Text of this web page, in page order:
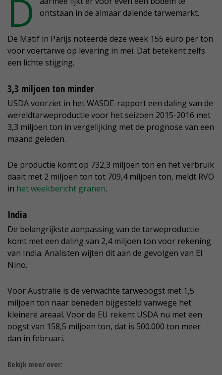
D
ontstaan in de almaar dalende tarwemarkt.
De Matif in Parijs noteerde deze week 155 euro per ton
voor voertarwe op levering in mei. Dat betekent zelfs
een lichte stijging.
3,3 miljoen ton minder
USDA voorziet in het WASDE-rapport een daling van de
wereldtarweproductie voor het seizoen 2015-2016 met
3,3 miljoen ton in vergelijking met de prognose van een
maand geleden.
De productie komt op 732,3 miljoen ton en het verbruik
daalt met 2 miljoen ton tot 709,4 miljoen ton, meldt RVO
in het weekbericht granen.
India
De belangrijkste aanpassing van de tarweproductie
komt met een daling van 2,4 miljoen ton voor rekening
van India. Analisten wijten dit aan de gevolgen van El
Nino.
Voor Australië is de verwachte tarweoogst met 1,5
miljoen ton naar beneden bijgesteld vanwege het
kleinere areaal. Voor de EU rekent USDA nu met een
oogst van 158,5 miljoen ton, dat is 500.000 ton meer
dan in februari.
Bekijk meer over: